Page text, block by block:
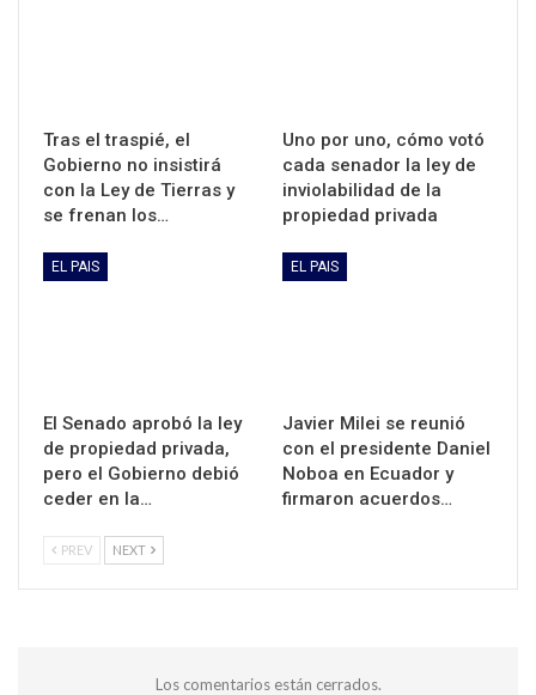
Tras el traspié, el
Gobierno no insistirá
con la Ley de Tierras y
se frenan los…
Uno por uno, cómo votó
cada senador la ley de
inviolabilidad de la
propiedad privada
EL PAIS
El Senado aprobó la ley
de propiedad privada,
pero el Gobierno debió
ceder en la…
EL PAIS
Javier Milei se reunió
con el presidente Daniel
Noboa en Ecuador y
firmaron acuerdos…
PREV NEXT
Los comentarios están cerrados.